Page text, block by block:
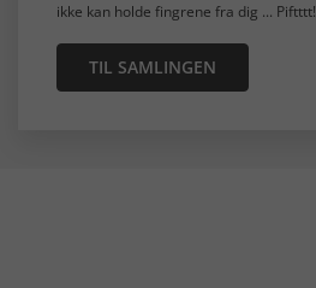
ikke kan holde fingrene fra dig ... Piftttt!
TIL SAMLINGEN